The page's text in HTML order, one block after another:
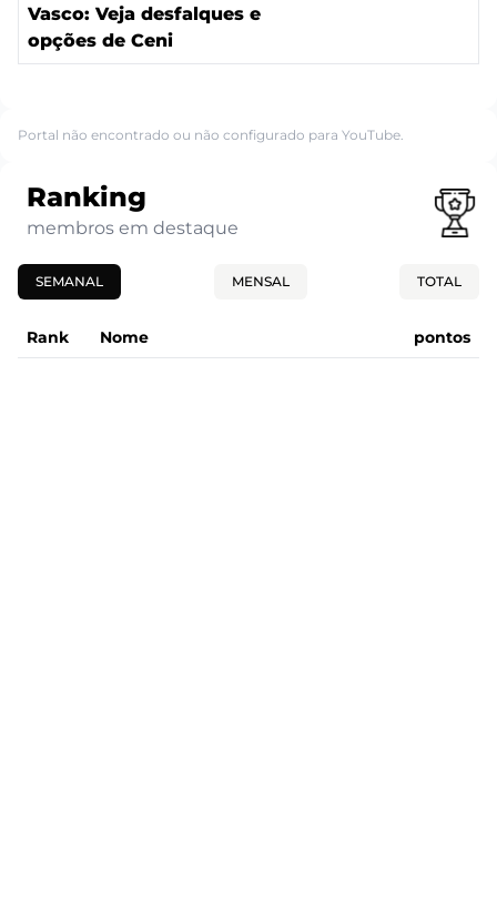
Vasco: Veja desfalques e
opções de Ceni
Portal não encontrado ou não configurado para YouTube.
Ranking
membros em destaque
SEMANAL MENSAL TOTAL
Rank Nome pontos